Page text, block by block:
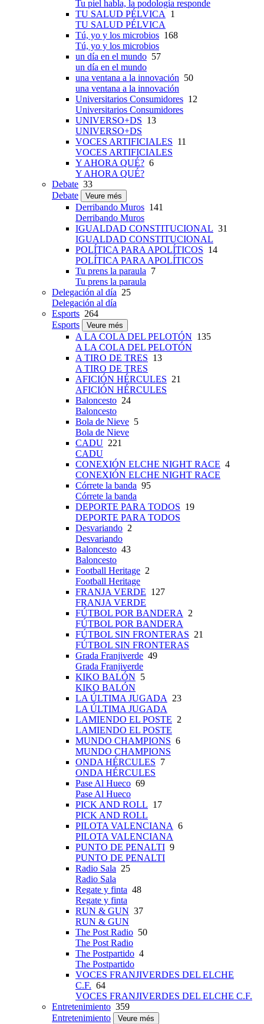
Tu piel habla, la podología responde
TU SALUD PÉLVICA
1
TU SALUD PÉLVICA
Tú, yo y los microbios 168
Tú, yo y los microbios
un día en el mundo 57
un día en el mundo
una ventana a la innovación 50
una ventana a la innovación
Universitarios Consumidores 12
Universitarios Consumidores
UNIVERSO+DS 13
UNIVERSO+DS
VOCES ARTIFICIALES 11
VOCES ARTIFICIALES
Y AHORA QUÉ? 6
Y AHORA QUÉ?
Debate 33
Debate
Veure més
Derribando Muros 141
Derribando Muros
IGUALDAD CONSTITUCIONAL 31
IGUALDAD CONSTITUCIONAL
POLÍTICA PARA APOLÍTICOS 14
POLÍTICA PARA APOLÍTICOS
Tu prens la paraula 7
Tu prens la paraula
Delegación al día 25
Delegación al día
Esports 264
Esports
Veure més
A LA COLA DEL PELOTÓN 135
A LA COLA DEL PELOTÓN
A TIRO DE TRES 13
A TIRO DE TRES
AFICIÓN HÉRCULES 21
AFICIÓN HÉRCULES
Baloncesto 24
Baloncesto
Bola de Nieve 5
Bola de Nieve
CADU 221
CADU
CONEXIÓN ELCHE NIGHT RACE 4
CONEXIÓN ELCHE NIGHT RACE
Córrete la banda 95
Córrete la banda
DEPORTE PARA TODOS 19
DEPORTE PARA TODOS
Desvariando 2
Desvariando
Baloncesto 43
Baloncesto
Football Heritage 2
Football Heritage
FRANJA VERDE 127
FRANJA VERDE
FÚTBOL POR BANDERA
2
FÚTBOL POR BANDERA
FÚTBOL SIN FRONTERAS 21
FÚTBOL SIN FRONTERAS
Grada Franjiverde 49
Grada Franjiverde
KIKO BALÓN 5
KIKO BALÓN
LA ÚLTIMA JUGADA
23
LA ÚLTIMA JUGADA
LAMIENDO EL POSTE 2
LAMIENDO EL POSTE
MUNDO CHAMPIONS 6
MUNDO CHAMPIONS
ONDA HÉRCULES 7
ONDA HÉRCULES
Pase Al Hueco 69
Pase Al Hueco
PICK AND ROLL 17
PICK AND ROLL
PILOTA VALENCIANA 6
PILOTA VALENCIANA
PUNTO DE PENALTI 9
PUNTO DE PENALTI
Radio Sala 25
Radio Sala
Regate y finta 48
Regate y finta
RUN & GUN 37
RUN & GUN
The Post Radio 50
The Post Radio
The Postpartido 4
The Postpartido
VOCES FRANJIVERDES DEL ELCHE
C.F. 64
VOCES FRANJIVERDES DEL ELCHE C.F.
Entretenimiento 359
Entretenimiento
Veure més